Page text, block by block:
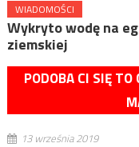
WIADOMOŚCI
Wykryto wodę na
ziemskiej
PODOBA CI SIĘ TO
13 września 2019